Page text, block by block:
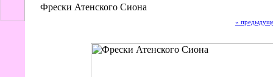
Фрески Атенского Сиона
«